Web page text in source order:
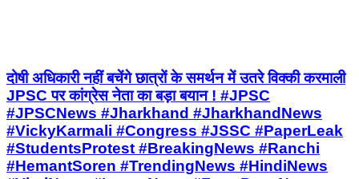
दोषी अधिकारी नहीं बचेंगे छात्रों के समर्थन में उतरे विक्की करमाली
JPSC पर कांग्रेस नेता का बड़ा बयान ! #JPSC
#JPSCNews #Jharkhand #JharkhandNews
#VickyKarmali #Congress #JSSC #PaperLeak
#StudentsProtest #BreakingNews #Ranchi
#HemantSoren #TrendingNews #HindiNews